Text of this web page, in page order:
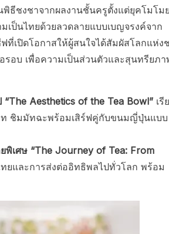
ธีชงชาจากผลงานชั้นครูตั้งแต่ยุคโมโม
ป็นไทยด้วยลวดลายแบบเบญจรงค์จาก
ที่เปิดโอกาสให้ผู้สนใจได้สัมผัสโลกแห่ง
อบ เพื่อความเป็นส่วนตัวและสุนทรียภา
Aesthetics of the Tea Bowl” เรี
ชิมมัทฉะพร้อมเสิร์ฟคู่กับขนมญี่ปุ่นแบบ
ศษ “The Journey of Tea: From
ยและการส่งต่ออิทธิพลไปทั่วโลก พร้อม